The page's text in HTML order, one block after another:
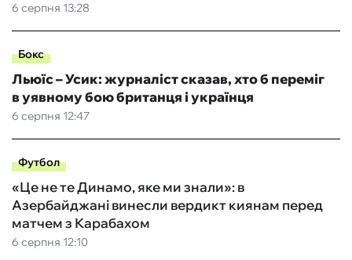
6 серпня 13:28
Бокс
6 серпня 12:47
Льюїс – Усик: журналіст сказав, хто б переміг
в уявному бою британця і українця
Футбол
6 серпня 12:10
«Це не те Динамо, яке ми знали»: в
Азербайджані винесли вердикт киянам перед
матчем з Карабахом